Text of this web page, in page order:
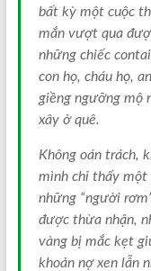
bất kỳ một cuộc
mắn vượt qua
những chiếc
con họ, cháu họ,
giềng ngưỡng mộ
xây ở quê.
Không oán trách,
mình chỉ thấy một
những “người
được thừa nhận,
vàng bị mắc kẹt
khoản nợ xen lẫn